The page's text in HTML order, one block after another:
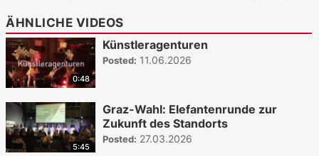
ÄHNLICHE VIDEOS
0:48
Künstleragenturen
Posted: 11.06.2026
5:45
Graz-Wahl: Elefantenrunde zur
Zukunft des Standorts
Posted: 27.03.2026